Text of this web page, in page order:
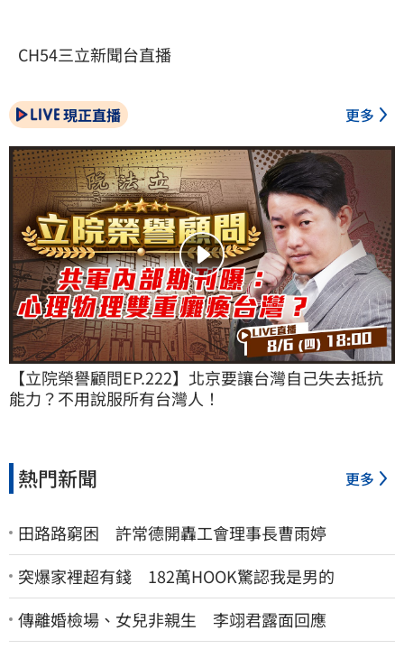
CH54三立新聞台直播
現正直播 更多
【立院榮譽顧問EP.222】北京要讓台灣自己失去抵抗
能力？不用說服所有台灣人！
熱門新聞 更多
田路路窮困 許常德開轟工會理事長曹雨婷
突爆家裡超有錢 182萬HOOK驚認我是男的
傳離婚檢場、女兒非親生 李翊君露面回應